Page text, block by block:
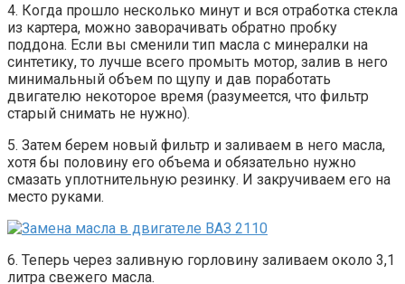
4. Когда прошло несколько минут и вся отработка стекла
из картера, можно заворачивать обратно пробку
поддона. Если вы сменили тип масла с минералки на
синтетику, то лучше всего промыть мотор, залив в него
минимальный объем по щупу и дав поработать
двигателю некоторое время (разумеется, что фильтр
старый снимать не нужно).
5. Затем берем новый фильтр и заливаем в него масла,
хотя бы половину его объема и обязательно нужно
смазать уплотнительную резинку. И закручиваем его на
место руками.
6. Теперь через заливную горловину заливаем около 3,1
литра свежего масла.